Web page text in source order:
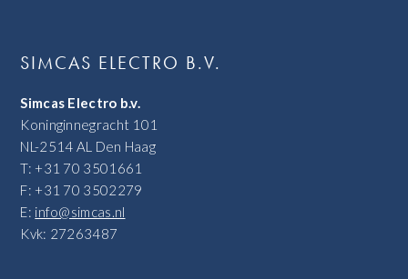
SIMCAS ELECTRO B.V.
Simcas Electro b.v.
Koninginnegracht 101
NL-2514 AL Den Haag
T: +31 70 3501661
F: +31 70 3502279
E: info@simcas.nl
Kvk: 27263487